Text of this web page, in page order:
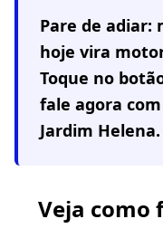
Pare de adiar:
hoje vira
Toque no
fale agora
Jardim Helena.
Veja como